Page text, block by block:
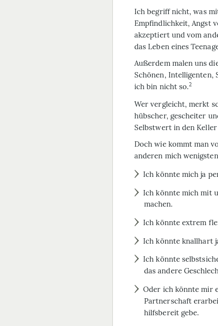
Ich begriff nicht, was
Empfindlichkeit, Angst
akzeptiert und vom
das Leben eines
Außerdem malen uns
Schönen, Intelligenten,
ich bin nicht so.2
Wer vergleicht, merkt
hübscher, gescheiter
Selbstwert in den
Doch wie kommt man
anderen mich
Ich könnte mich ja
Ich könnte mich mit
machen.
Ich könnte extrem
Ich könnte knallhart
Ich könnte
das andere
Oder ich könnte mir
Partnerschaft
hilfsbereit gebe.